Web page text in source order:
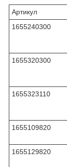
Артикул
1655240300
1655320300
1655323110
1655109820
1655129820